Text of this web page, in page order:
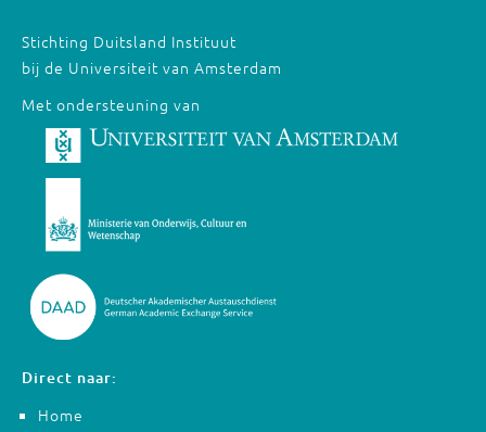
Stichting Duitsland Instituut
bij de Universiteit van Amsterdam
Met ondersteuning van
Direct naar:
Home